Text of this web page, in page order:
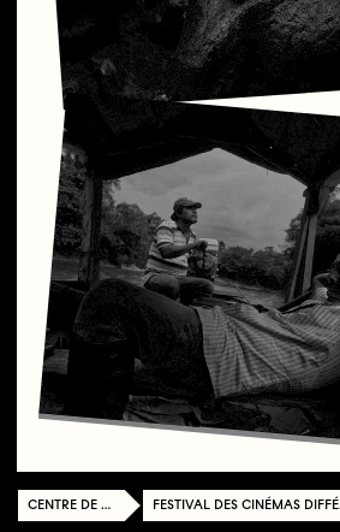
CENTRE DE DOCUMENTATION FESTIVAL DES CINÉMAS DIFFÉRENTS ET EXPÉRIMENTAUX DE PARIS